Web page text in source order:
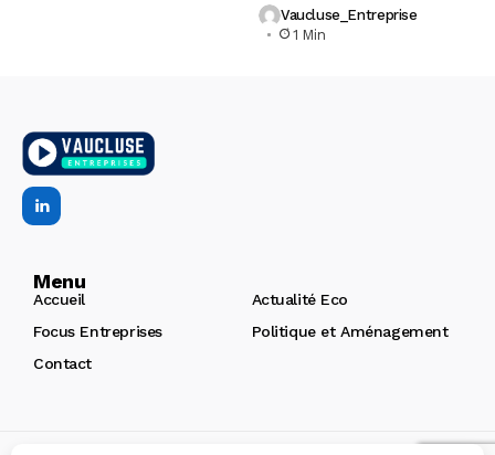
Vaucluse_Entreprise
1 Min
Menu
Accueil
Actualité Eco
Focus Entreprises
Politique et Aménagement
Contact